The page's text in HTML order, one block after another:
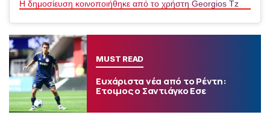
MUST READ
Ευχάριστα νέα από το Ρέντη:
Ετοιμος ο Σαντιάγκο Εσε